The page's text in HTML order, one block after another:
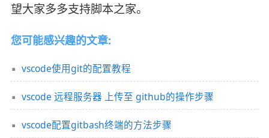
望大家多多支持脚本之家。
您可能感兴趣的文章:
vscode使用git的配置教程
vscode 远程服务器 上传至 github的操作步骤
vscode配置gitbash终端的方法步骤